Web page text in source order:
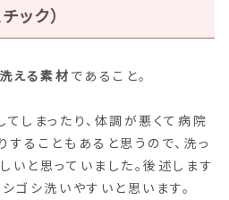
ック）
洗える素材 であること。
しまったり、体調が悪くて病院
ることもあると思うので、洗っ
と思っていました。後述します
ゴシ洗いやすいと思います。